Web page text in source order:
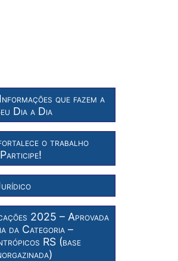
que fazem a
Dia a Dia
o trabalho
2025 – Aprovada
da Categoria –
RS (base